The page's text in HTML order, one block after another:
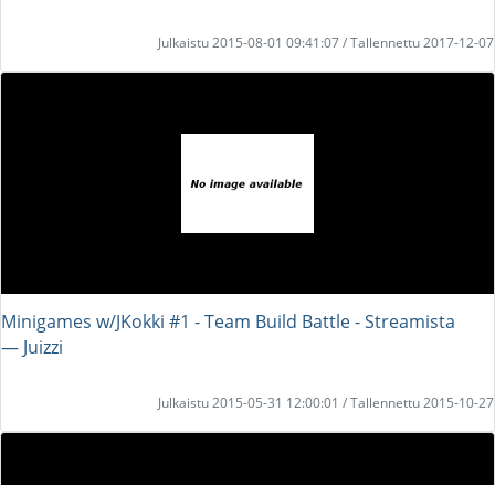
Julkaistu 2015-08-01 09:41:07 / Tallennettu 2017-12-07
Minigames w/JKokki #1 - Team Build Battle - Streamista
― Juizzi
Julkaistu 2015-05-31 12:00:01 / Tallennettu 2015-10-27